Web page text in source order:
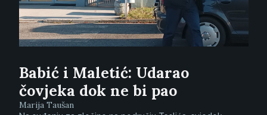
Babić i Maletić: Udarao
čovjeka dok ne bi pao
Marija Taušan